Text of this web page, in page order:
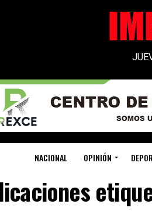
NACIONAL OPINIÓN